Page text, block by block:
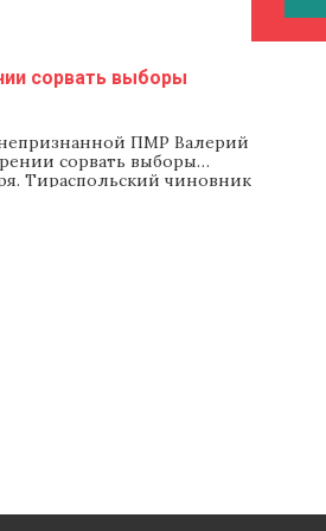
сорвать выборы
ПМР Валерий
сорвать выборы
Тираспольский чиновник
что перед выборами
стороны спецслужб».